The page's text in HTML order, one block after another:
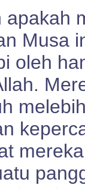
apakah
Musa
oleh